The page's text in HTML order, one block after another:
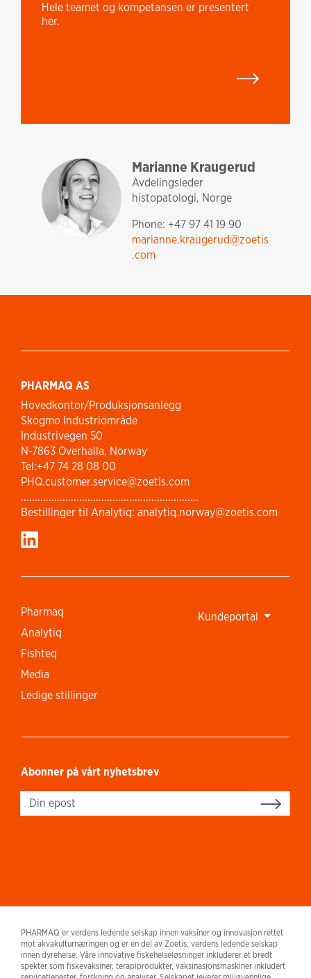
Hele teamet og kompetansen er presentert
her.
analytiq
norway and nordics
Marianne Kraugerud
Avdelingsleder
histopatologi, Norge
Phone: +47 97 41 19 90
marianne.kraugerud@zoetis
.com
PHARMAQ AS
Hovedkontor/Produksjonsanlegg
Skogmo Industriområde
Industrivegen 50
N-7863 Overhalla, Norway
Tel:+47 74 28 08 00
PHQ.customer.service@zoetis.com
................................................................
Bestillinger til Analytiq: analytiq.norway@zoetis.com
Pharmaq
Analytiq
Fishteq
Media
Ledige stillinger
Kundeportal
Abonner på vårt nyhetsbrev
Sign up
PHARMAQ er verdens ledende selskap innen vaksiner og innovasjon rettet
mot akvakulturnæringen og er en del av Zoetis, verdens ledende selskap
innen dyrehelse. Våre innovative fiskehelseløsninger inkluderer et bredt
spekter som fiskevaksiner, terapiprodukter, vaksinasjonsmaskiner inkludert